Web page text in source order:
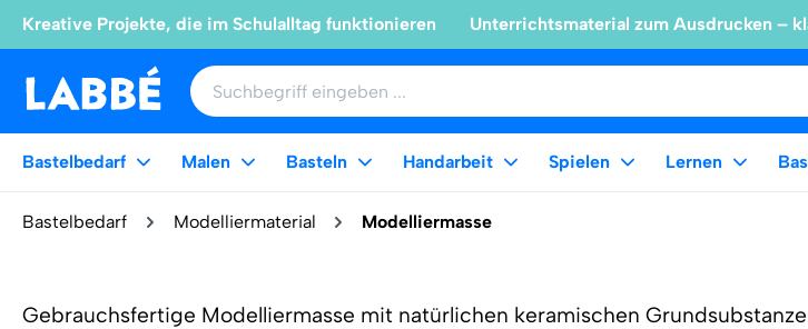
Kreative Projekte, die im Schulalltag funktionieren Unterrichtsmaterial zum Ausdrucken –
Bastelbedarf Malen Basteln Handarbeit Spielen Lernen
Bastelbedarf Modelliermaterial Modelliermasse
Gebrauchsfertige Modelliermasse mit natürlichen keramischen